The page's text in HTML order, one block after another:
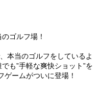
ゴルフ場！
本当のゴルフをしているよ
も”手軽な爽快ショット”を
ームがついに登場！